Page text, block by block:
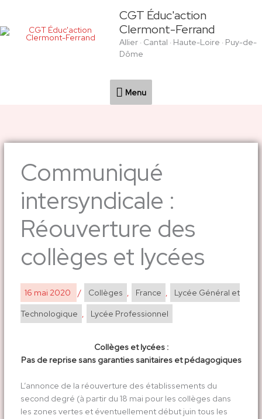
contenu
CGT Éduc'action
Clermont-Ferrand
Allier · Cantal · Haute-Loire · Puy-de-
Dôme
Menu
Menu
Communiqué
intersyndicale :
Réouverture des
collèges et lycées
16 mai 2020 / Collèges , France ,
Lycée Général et
Technologique , Lycée Professionnel
Collèges et lycées :
Pas de reprise sans garanties sanitaires et pédagogiques
L’annonce de la réouverture des établissements du
second degré (à partir du 18 mai pour les collèges dans
les zones vertes et éventuellement début juin tous les